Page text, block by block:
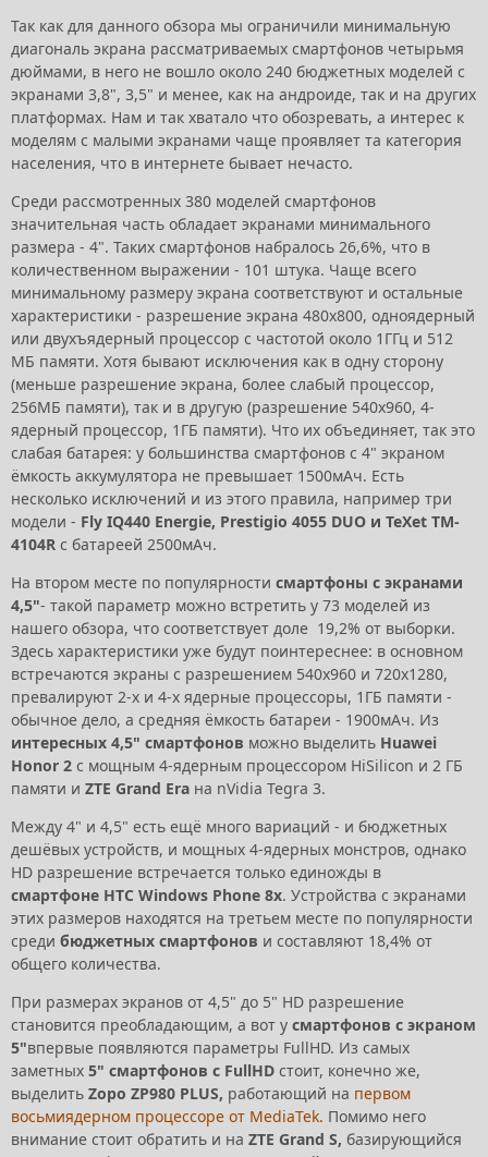
Так как для данного обзора мы ограничили минимальную
диагональ экрана рассматриваемых смартфонов четырьмя
дюймами, в него не вошло около 240 бюджетных моделей с
экранами 3,8", 3,5" и менее, как на андроиде, так и на других
платформах. Нам и так хватало что обозревать, а интерес к
моделям с малыми экранами чаще проявляет та категория
населения, что в интернете бывает нечасто.
Среди рассмотренных 380 моделей смартфонов
значительная часть обладает экранами минимального
размера - 4". Таких смартфонов набралось 26,6%, что в
количественном выражении - 101 штука. Чаще всего
минимальному размеру экрана соответствуют и остальные
характеристики - разрешение экрана 480x800, одноядерный
или двухъядерный процессор с частотой около 1ГГц и 512
МБ памяти. Хотя бывают исключения как в одну сторону
(меньше разрешение экрана, более слабый процессор,
256МБ памяти), так и в другую (разрешение 540x960, 4-
ядерный процессор, 1ГБ памяти). Что их объединяет, так это
слабая батарея: у большинства смартфонов с 4" экраном
ёмкость аккумулятора не превышает 1500мАч. Есть
несколько исключений и из этого правила, например три
модели - Fly IQ440 Energie, Prestigio 4055 DUO и TeXet TM-
4104R с батареей 2500мАч.
На втором месте по популярности смартфоны с экранами
4,5"- такой параметр можно встретить у 73 моделей из
нашего обзора, что соответствует доле 19,2% от выборки.
Здесь характеристики уже будут поинтереснее: в основном
встречаются экраны с разрешением 540x960 и 720x1280,
превалируют 2-х и 4-х ядерные процессоры, 1ГБ памяти -
обычное дело, а средняя ёмкость батареи - 1900мАч. Из
интересных 4,5" смартфонов можно выделить Huawei
Honor 2 с мощным 4-ядерным процессором HiSilicon и 2 ГБ
памяти и ZTE Grand Era на nVidia Tegra 3.
Между 4" и 4,5" есть ещё много вариаций - и бюджетных
дешёвых устройств, и мощных 4-ядерных монстров, однако
HD разрешение встречается только единожды в
смартфоне HTC Windows Phone 8x. Устройства с экранами
этих размеров находятся на третьем месте по популярности
среди бюджетных смартфонов и составляют 18,4% от
общего количества.
При размерах экранов от 4,5" до 5" HD разрешение
становится преобладающим, а вот у смартфонов с экраном
5"впервые появляются параметры FullHD. Из самых
заметных 5" смартфонов с FullHD стоит, конечно же,
выделить Zopo ZP980 PLUS, работающий на первом
восьмиядерном процессоре от MediaTek. Помимо него
внимание стоит обратить и на ZTE Grand S, базирующийся